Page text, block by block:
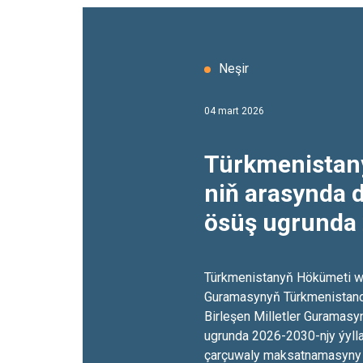
Neşir
04 mart 2026
Türkmenistanyň we
niň arasynda
ösüş
Türkmenistanyň Hökümeti
Guramasynyň
Birleşen Milletler
ugrunda 2026-2030-njy
çarçuwaly